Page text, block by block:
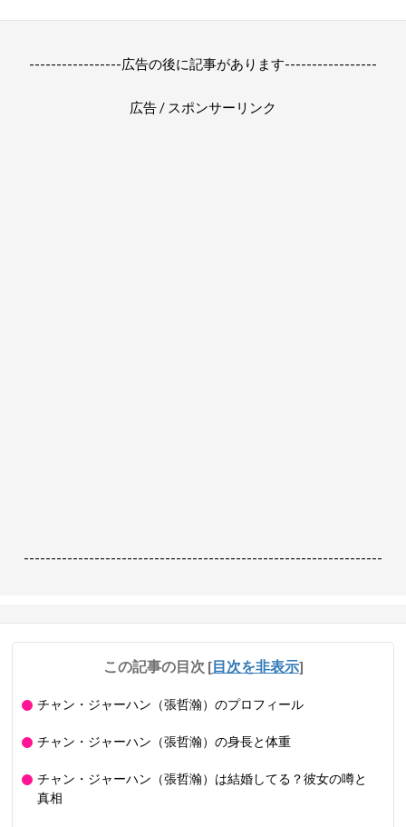
-----------------広告の後に記事があります-----------------
広告 / スポンサーリンク
------------------------------------------------------------------
この記事の目次 [目次を非表示]
チャン・ジャーハン（張哲瀚）のプロフィール
チャン・ジャーハン（張哲瀚）の身長と体重
チャン・ジャーハン（張哲瀚）は結婚してる？彼女の噂と
真相